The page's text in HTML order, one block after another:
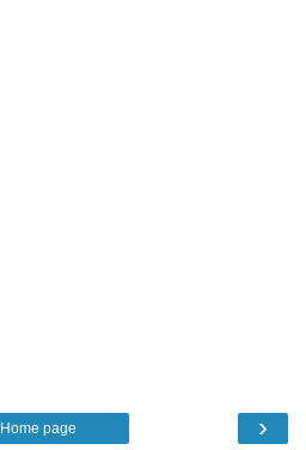
›
Home page